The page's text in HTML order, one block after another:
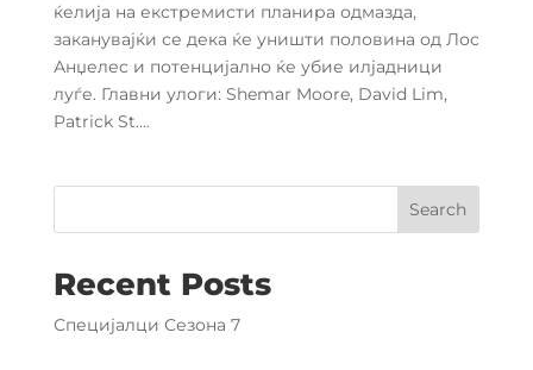
ќелија на екстремисти планира одмазда,
заканувајќи се дека ќе уништи половина од Лос
Анџелес и потенцијално ќе убие илјадници
луѓе. Главни улоги: Shemar Moore, David Lim,
Patrick St....
Search
Recent Posts
Специјалци Сезона 7